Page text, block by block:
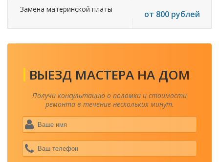
Замена материнской платы от 800 рублей
ВЫЕЗД МАСТЕРА НА ДОМ
Получи консультацию о поломки и стоимости
ремонта в течение нескольких минут.